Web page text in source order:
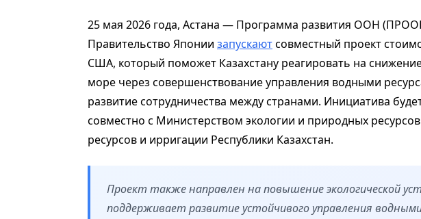
25 мая 2026 года, Астана — Программа развития ООН
Правительство Японии запускаютсовместный проект
США, который поможет Казахстану реагировать на
море через совершенствование управления водными
развитие сотрудничества между странами. Инициатива
совместно с Министерством экологии и природных
ресурсов и ирригации Республики Казахстан.
Проект также направлен на повышение экологической
поддерживает развитие устойчивого управления